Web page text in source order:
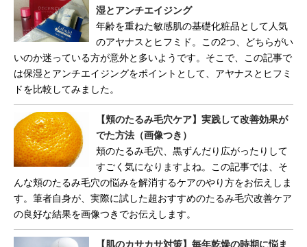
湿とアンチエイジング
年齢を重ねた敏感肌の基礎化粧品として人気
のアヤナスとヒフミド。この2つ、どちらがい
いのか迷っている方が意外と多いようです。そこで、この記事で
は保湿とアンチエイジングをポイントとして、アヤナスとヒフミ
ドを比較してみました。
【頬のたるみ毛穴ケア】実践して改善効果が
でた方法（画像つき）
頬のたるみ毛穴、黒ずんだり広がったりして
すごく気になりますよね。この記事では、そ
んな頬のたるみ毛穴の悩みを解消するケアのやり方をお伝えしま
す。筆者自身が、実際に試した超おすすめのたるみ毛穴改善ケア
の良好な結果を画像つきでお伝えします。
【肌のカサカサ対策】毎年乾燥の時期に悩ま